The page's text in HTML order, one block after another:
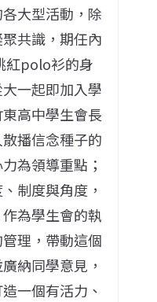
大型活動，除
共識，期任內
紅polo衫的身
一起即加入學
高中學生會長
播信念種子的
為領導重點；
制度與角度，
為學生會的執
理，帶動這個
納同學意見，
一個有活力、